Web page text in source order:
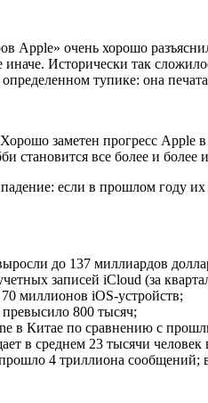
Apple» очень хорошо
Исторически так
тупике: она
заметен прогресс Apple
становится все более и более
если в прошлом году
до 137 миллиардов
записей iCloud (за
миллионов iOS-устройств;
800 тысяч;
в Китае по сравнению с
в среднем 23 тысячи
4 триллиона сообщений;